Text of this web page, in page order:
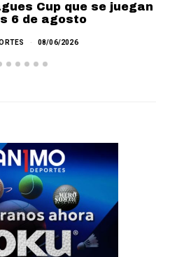
Cup que se juegan
6 de agosto
08/06/2026